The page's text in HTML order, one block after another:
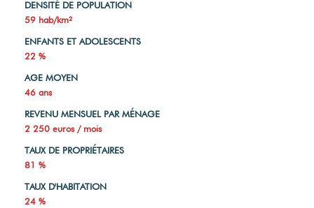
DENSITÉ DE POPULATION
59 hab/km²
ENFANTS ET ADOLESCENTS
22 %
AGE MOYEN
46 ans
REVENU MENSUEL PAR MÉNAGE
2 250 euros / mois
TAUX DE PROPRIÉTAIRES
81 %
TAUX D'HABITATION
24 %